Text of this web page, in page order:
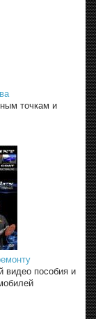
точкам и
видео пособия и